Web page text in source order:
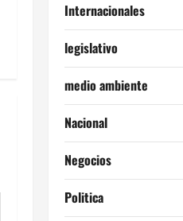
Internacionales
legislativo
medio ambiente
Nacional
Negocios
Politica